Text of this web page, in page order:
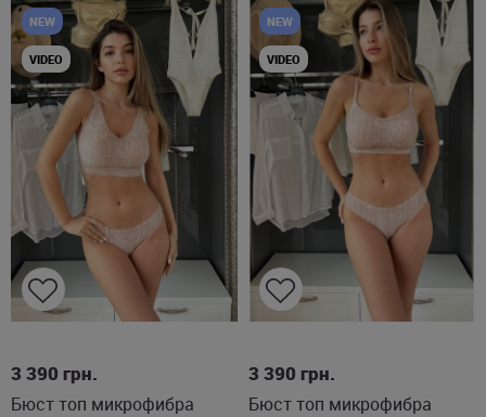
NEW
VIDEO
3 390 грн.
Бюст топ микрофибра
NEW
VIDEO
3 390 грн.
Бюст топ микрофибра